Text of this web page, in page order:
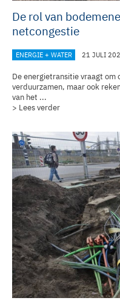
De rol van
netcongestie
ENERGIE + WATER 21 JULI
De energietransitie vraagt om
verduurzamen, maar ook
van het ...
> Lees verder